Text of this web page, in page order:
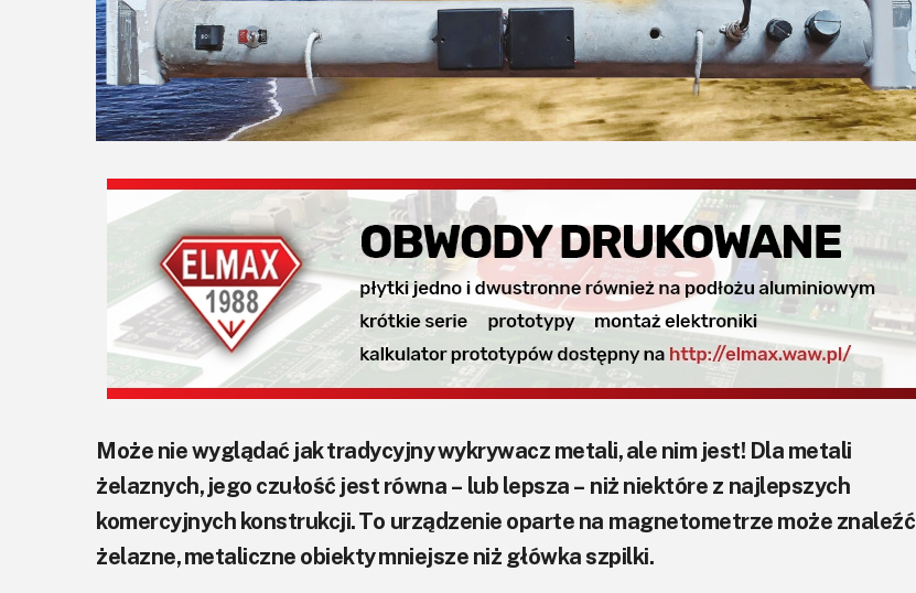
Może nie wyglądać jak tradycyjny wykrywacz metali, ale nim jest! Dla metali
żelaznych, jego czułość jest równa – lub lepsza – niż niektóre z najlepszych
komercyjnych konstrukcji. To urządzenie oparte na magnetometrze może znaleźć
żelazne, metaliczne obiekty mniejsze niż główka szpilki.